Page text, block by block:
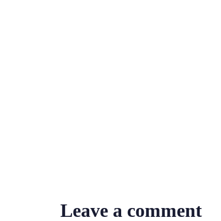
Leave a comment